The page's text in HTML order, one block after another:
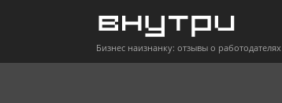
Бизнес наизнанку: отзывы о работодателях